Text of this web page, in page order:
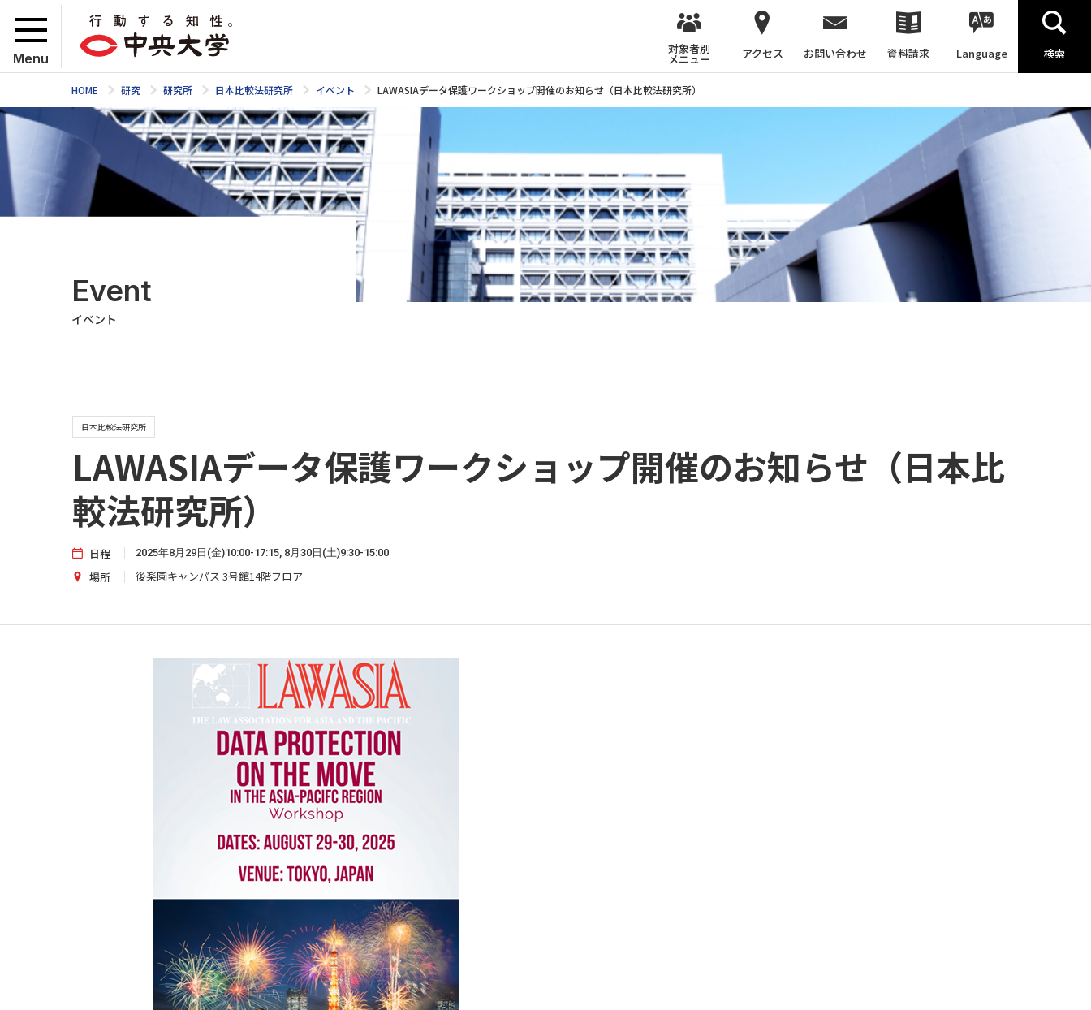
Menu
対象者別
メニュー アクセス お問い合わせ 資料請求 Language 検索
HOME 研究 研究所 日本比較法研究所 イベント LAWASIAデータ保護ワークショップ開催のお知らせ（日本比較法研究所）
Event
イベント
日本比較法研究所
LAWASIAデータ保護ワークショップ開催のお知らせ（日本比
較法研究所）
日程 2025年8月29日(金)10:00-17:15, 8月30日(土)9:30-15:00
場所 後楽園キャンパス 3号館14階フロア